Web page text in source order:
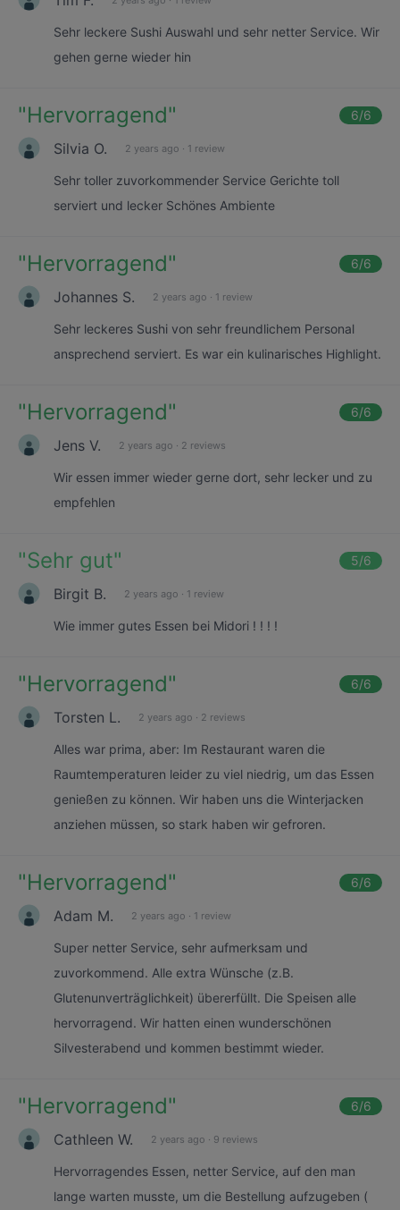
Sehr leckere Sushi Auswahl und sehr netter Service. Wir
gehen gerne wieder hin
"Hervorragend" 6/6
Silvia O. 2 years ago · 1 review
Sehr toller zuvorkommender Service Gerichte toll
serviert und lecker Schönes Ambiente
"Hervorragend" 6/6
Johannes S. 2 years ago · 1 review
Sehr leckeres Sushi von sehr freundlichem Personal
ansprechend serviert. Es war ein kulinarisches Highlight.
"Hervorragend" 6/6
Jens V. 2 years ago · 2 reviews
Wir essen immer wieder gerne dort, sehr lecker und zu
empfehlen
"Sehr gut" 5/6
Birgit B. 2 years ago · 1 review
Wie immer gutes Essen bei Midori ! ! ! !
"Hervorragend" 6/6
Torsten L. 2 years ago · 2 reviews
Alles war prima, aber: Im Restaurant waren die
Raumtemperaturen leider zu viel niedrig, um das Essen
genießen zu können. Wir haben uns die Winterjacken
anziehen müssen, so stark haben wir gefroren.
"Hervorragend" 6/6
Adam M. 2 years ago · 1 review
Super netter Service, sehr aufmerksam und
zuvorkommend. Alle extra Wünsche (z.B.
Glutenunverträglichkeit) übererfüllt. Die Speisen alle
hervorragend. Wir hatten einen wunderschönen
Silvesterabend und kommen bestimmt wieder.
"Hervorragend" 6/6
Cathleen W. 2 years ago · 9 reviews
Hervorragendes Essen, netter Service, auf den man
lange warten musste, um die Bestellung aufzugeben (